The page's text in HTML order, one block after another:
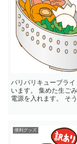
パリパリキューブラ
います。 集めた生ごみをパリパリキューブライトアルファに入れて
電源を入れます。 そうするとしっかり乾燥してくれます。 生ごみの
便利グッズ